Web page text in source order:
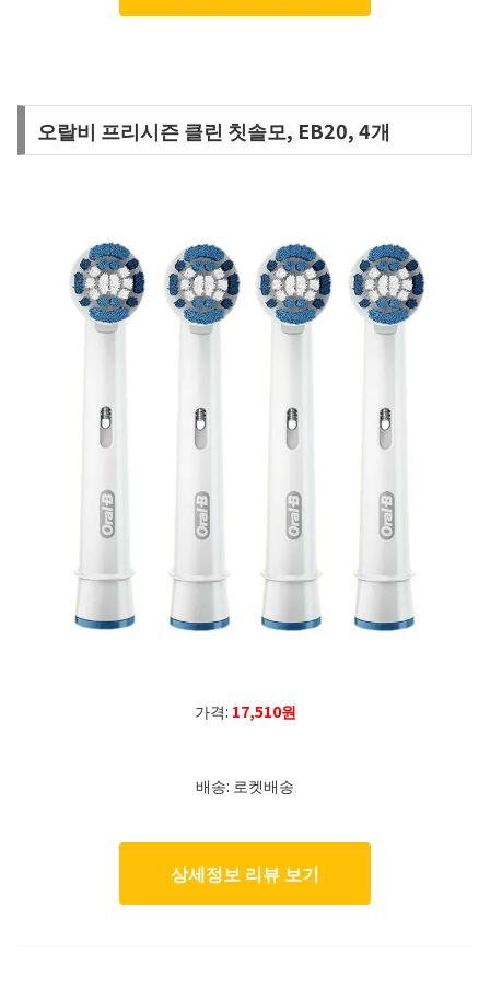
오랄비 프리시즌 클린 칫솔모, EB20, 4개
가격: 17,510원
배송: 로켓배송
상세정보 리뷰 보기